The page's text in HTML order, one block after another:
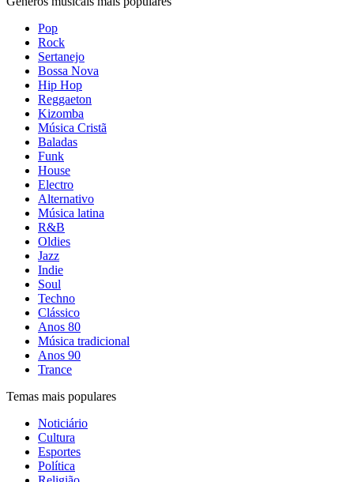
Pop
Rock
Sertanejo
Bossa Nova
Hip Hop
Reggaeton
Kizomba
Música Cristã
Baladas
Funk
House
Electro
Alternativo
Música latina
R&B
Oldies
Jazz
Indie
Soul
Techno
Clássico
Anos 80
Música tradicional
Anos 90
Trance
Temas mais populares
Noticiário
Cultura
Esportes
Política